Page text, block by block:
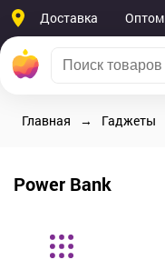
Доставка Оптом
Главная Гаджеты
Power Bank